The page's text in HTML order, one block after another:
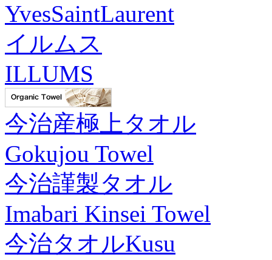
YvesSaintLaurent
イルムス
ILLUMS
今治産極上タオル
Gokujou Towel
今治謹製タオル
Imabari Kinsei Towel
今治タオルKusu